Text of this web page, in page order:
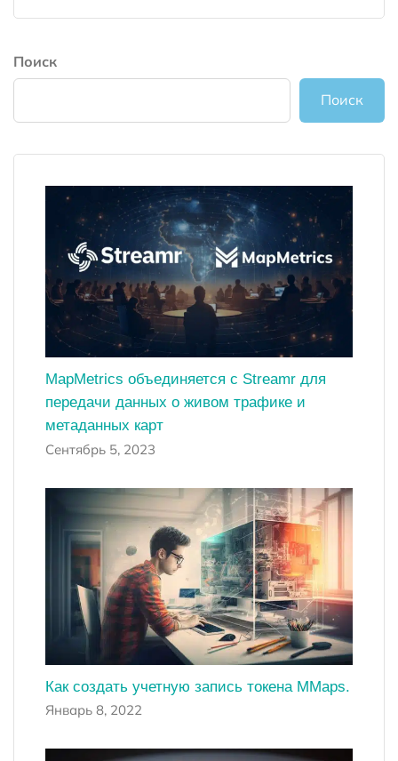
Поиск
Поиск
MapMetrics объединяется с Streamr для
передачи данных о живом трафике и
метаданных карт
Сентябрь 5, 2023
Как создать учетную запись токена MMaps.
Январь 8, 2022